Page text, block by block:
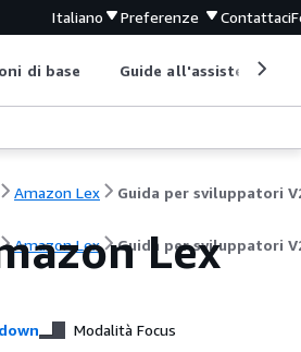
Italiano Preferenze Contattaci
di base Guide all'assistenza
Amazon Lex Guida per sviluppatori
Amazon Lex Guida per sviluppatori
Lex
Modalità Focus